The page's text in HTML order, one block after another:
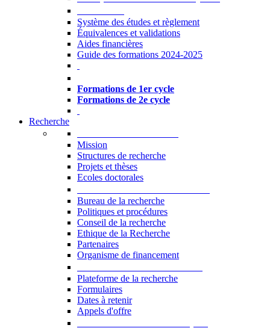
Système des études et règlement
Équivalences et validations
Aides financières
Guide des formations 2024-2025
Formations de 1er cycle
Formations de 2e cycle
Recherche
Mission
Structures de recherche
Projets et thèses
Ecoles doctorales
Bureau de la recherche
Politiques et procédures
Conseil de la recherche
Ethique de la Recherche
Partenaires
Organisme de financement
Plateforme de la recherche
Formulaires
Dates à retenir
Appels d'offre